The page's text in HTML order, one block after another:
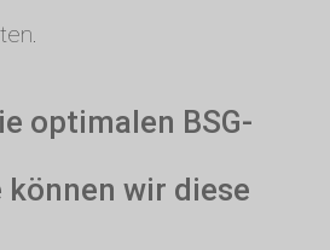
optimalen BSG-
wir diese